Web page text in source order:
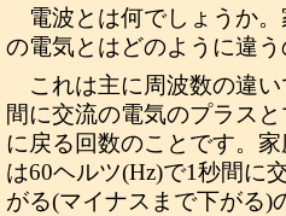
電波とは何でしょうか
の電気とはどのように違う
これは主に周波数の違
間に交流の電気のプラス
に戻る回数のことです。
は60ヘルツ(Hz)で1秒間に
がる(マイナスまで下がる)